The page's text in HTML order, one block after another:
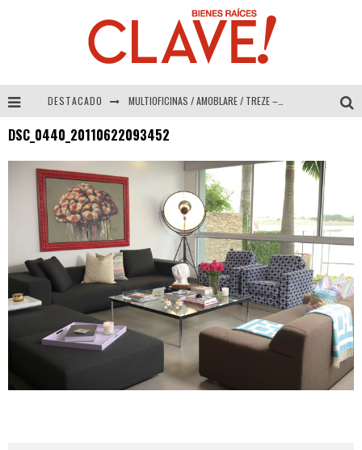
DESTACADO MULTIOFICINAS / AMOBLARE / TREZE – Especial Interiorismo & Decoración 2026
COLINEAL – Especial Interiorismo & Decoración 2026
ADRIANA HOYOS DESIGN STUDIO – Especial Interiorismo & Decoración 2026
DSC_0440_20110622093452